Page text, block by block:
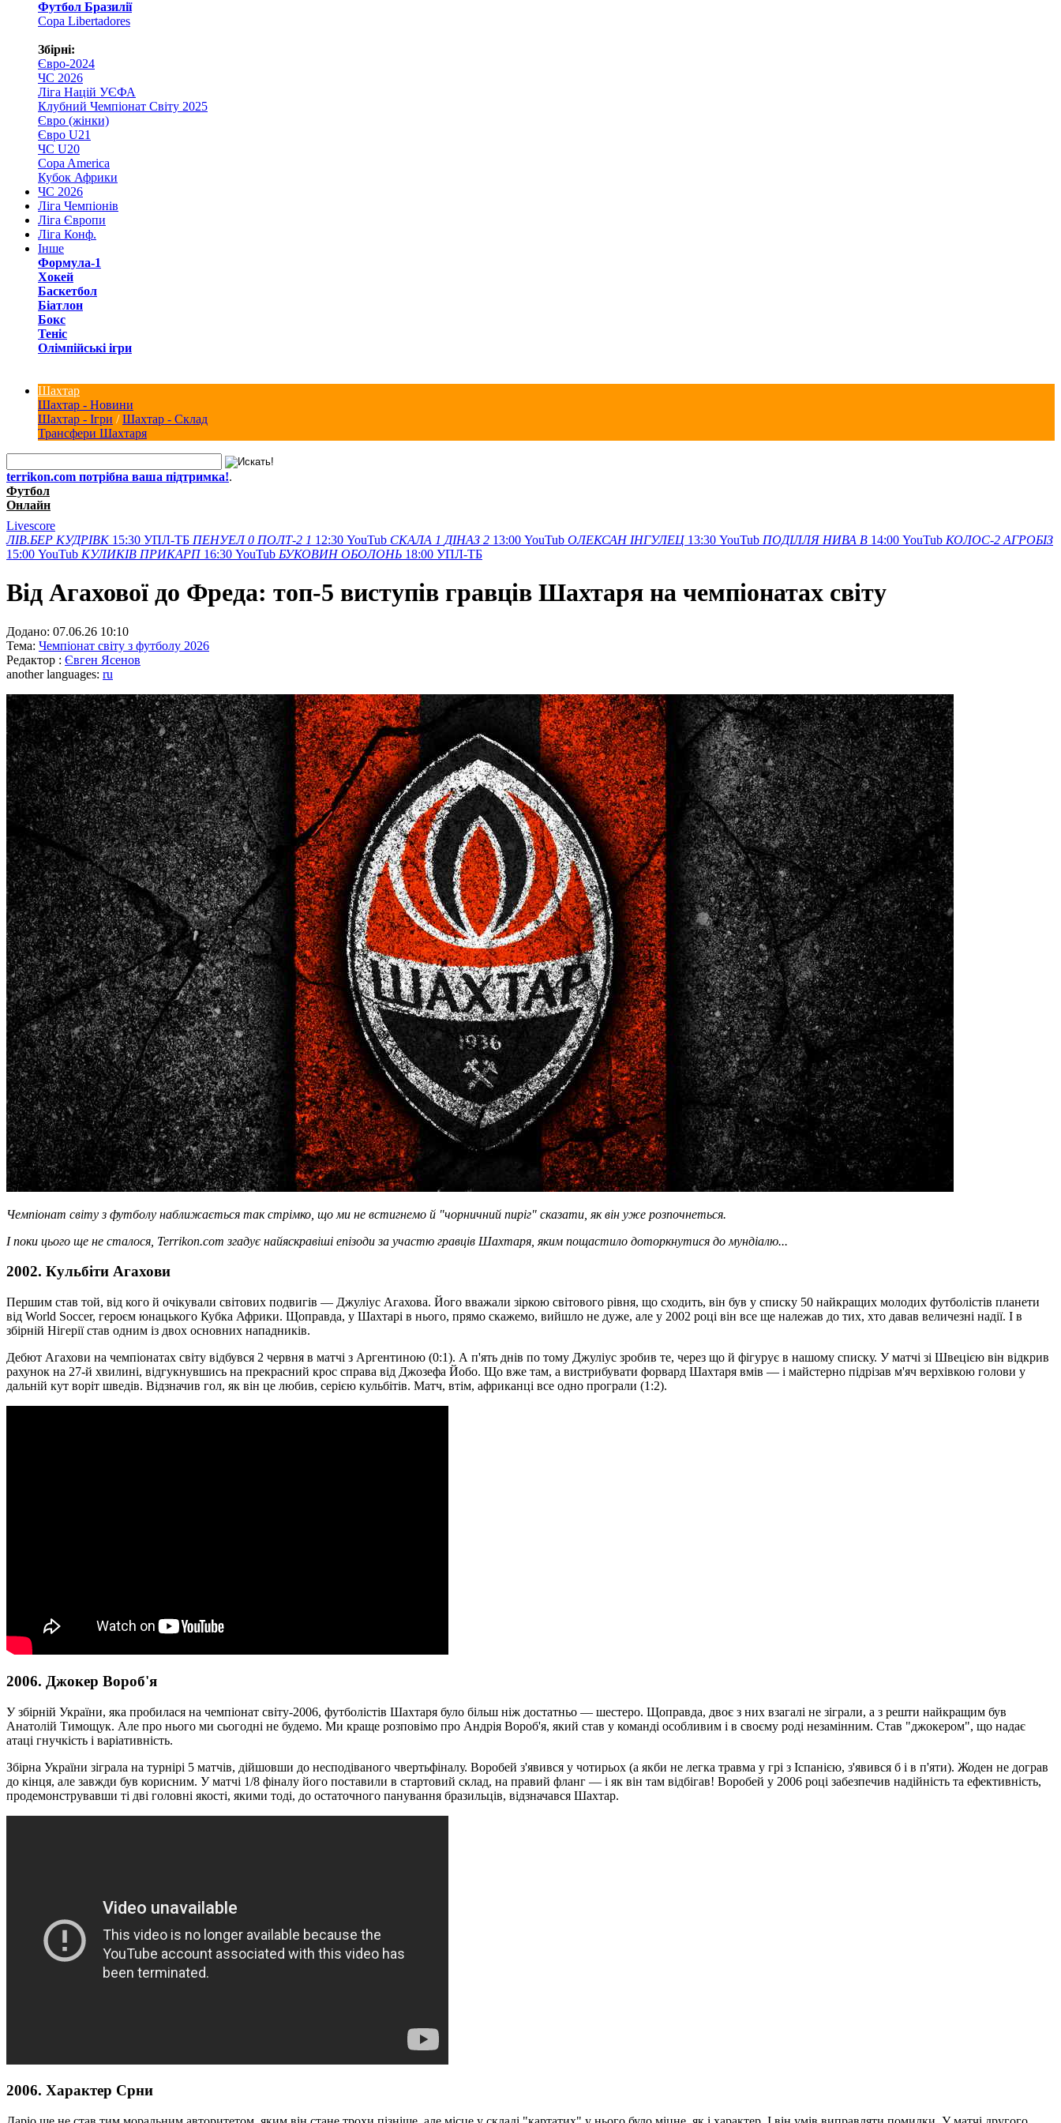
Футбол Бразилії
Copa Libertadores
Збірні:
Євро-2024
ЧС 2026
Ліга Націй УЄФА
Клубний Чемпіонат Світу 2025
Євро (жінки)
Євро U21
ЧС U20
Copa America
Кубок Африки
ЧС 2026
Ліга Чемпіонів
Ліга Європи
Ліга Конф.
Інше
Формула-1
Хокей
Баскетбол
Біатлон
Бокс
Теніс
Олімпійські ігри
Шахтар
Шахтар - Новини
Шахтар - Ігри /Шахтар - Склад
Трансфери Шахтаря
terrikon.com потрібна ваша підтримка!.
Футбол
Онлайн
Livescore
ЛІВ.БЕР КУДРІВК 15:30 УПЛ-ТБ ПЕНУЕЛ 0 ПОЛТ-2 1 12:30 YouTub СКАЛА 1 ДІНАЗ 2 13:00 YouTub ОЛЕКСАН ІНГУЛЕЦ 13:30 YouTub ПОДІЛЛЯ НИВА В 14:00 YouTub КОЛОС-2 АГРОБІЗ
15:00 YouTub КУЛИКІВ ПРИКАРП 16:30 YouTub БУКОВИН ОБОЛОНЬ 18:00 УПЛ-ТБ
Від Агахової до Фреда: топ-5 виступів гравців Шахтаря на чемпіонатах світу
Додано: 07.06.26 10:10
Тема: Чемпіонат світу з футболу 2026
Редактор : Євген Ясенов
another languages: ru
Чемпіонат світу з футболу наближається так стрімко, що ми не встигнемо й "чорничний пиріг" сказати, як він уже розпочнеться.
І поки цього ще не сталося, Terrikon.com згадує найяскравіші епізоди за участю гравців Шахтаря, яким пощастило доторкнутися до мундіалю...
2002. Кульбіти Агахови
Першим став той, від кого й очікували світових подвигів — Джуліус Агахова. Його вважали зіркою світового рівня, що сходить, він був у списку 50 найкращих молодих футболістів планети
від World Soccer, героєм юнацького Кубка Африки. Щоправда, у Шахтарі в нього, прямо скажемо, вийшло не дуже, але у 2002 році він все ще належав до тих, хто давав величезні надії. І в
збірній Нігерії став одним із двох основних нападників.
Дебют Агахови на чемпіонатах світу відбувся 2 червня в матчі з Аргентиною (0:1). А п'ять днів по тому Джуліус зробив те, через що й фігурує в нашому списку. У матчі зі Швецією він відкрив
рахунок на 27-й хвилині, відгукнувшись на прекрасний крос справа від Джозефа Йобо. Що вже там, а вистрибувати форвард Шахтаря вмів — і майстерно підрізав м'яч верхівкою голови у
дальній кут воріт шведів. Відзначив гол, як він це любив, серією кульбiтiв. Матч, втім, африканці все одно програли (1:2).
2006. Джокер Вороб'я
У збірній України, яка пробилася на чемпіонат світу-2006, футболістів Шахтаря було більш ніж достатньо — шестеро. Щоправда, двоє з них взагалі не зіграли, а з решти найкращим був
Анатолій Тимощук. Але про нього ми сьогодні не будемо. Ми краще розповімо про Андрія Вороб'я, який став у команді особливим і в своєму роді незамінним. Став "джокером", що надає
атаці гнучкість і варіативність.
Збірна України зіграла на турнірі 5 матчів, дійшовши до несподіваного чвертьфіналу. Воробей з'явився у чотирьох (а якби не легка травма у грі з Іспанією, з'явився б і в п'яти). Жоден не дограв
до кінця, але завжди був корисним. У матчі 1/8 фіналу його поставили в стартовий склад, на правий фланг — і як він там відбігав! Воробей у 2006 році забезпечив надійність та ефективність,
продемонструвавши ті дві головні якості, якими тоді, до остаточного панування бразильців, відзначався Шахтар.
2006. Характер Срни